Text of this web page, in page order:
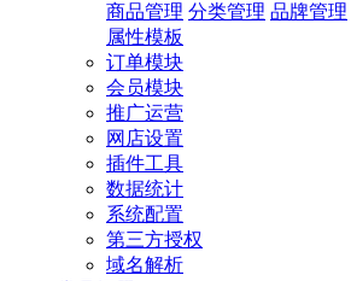
商品管理 分类管理 品牌管理
属性模板
订单模块
会员模块
推广运营
网店设置
插件工具
数据统计
系统配置
第三方授权
域名解析